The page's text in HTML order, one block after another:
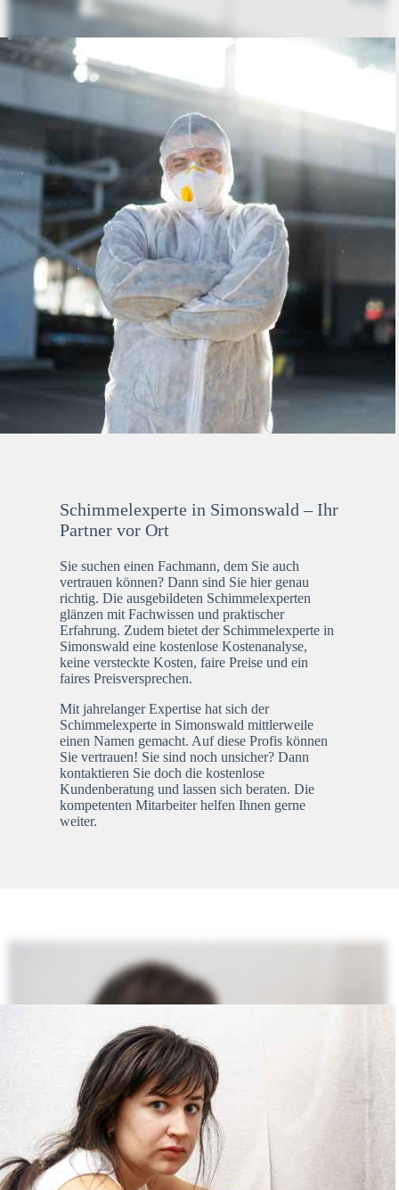
Schimmelexperte in Simonswald – Ihr
Partner vor Ort
Sie suchen einen Fachmann, dem Sie auch
vertrauen können? Dann sind Sie hier genau
richtig. Die ausgebildeten Schimmelexperten
glänzen mit Fachwissen und praktischer
Erfahrung. Zudem bietet der Schimmelexperte in
Simonswald eine kostenlose Kostenanalyse,
keine versteckte Kosten, faire Preise und ein
faires Preisversprechen.
Mit jahrelanger Expertise hat sich der
Schimmelexperte in Simonswald mittlerweile
einen Namen gemacht. Auf diese Profis können
Sie vertrauen! Sie sind noch unsicher? Dann
kontaktieren Sie doch die kostenlose
Kundenberatung und lassen sich beraten. Die
kompetenten Mitarbeiter helfen Ihnen gerne
weiter.